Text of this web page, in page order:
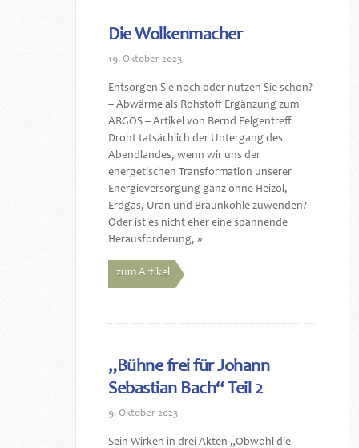
Die Wolkenmacher
19. Oktober 2023
Entsorgen Sie noch oder nutzen Sie schon?
– Abwärme als Rohstoff Ergänzung zum
ARGOS – Artikel von Bernd Felgentreff
Droht tatsächlich der Untergang des
Abendlandes, wenn wir uns der
energetischen Transformation unserer
Energieversorgung ganz ohne Heizöl,
Erdgas, Uran und Braunkohle zuwenden? –
Oder ist es nicht eher eine spannende
Herausforderung, »
zum Artikel
„Bühne frei für Johann
Sebastian Bach“ Teil 2
9. Oktober 2023
Sein Wirken in drei Akten „Obwohl die